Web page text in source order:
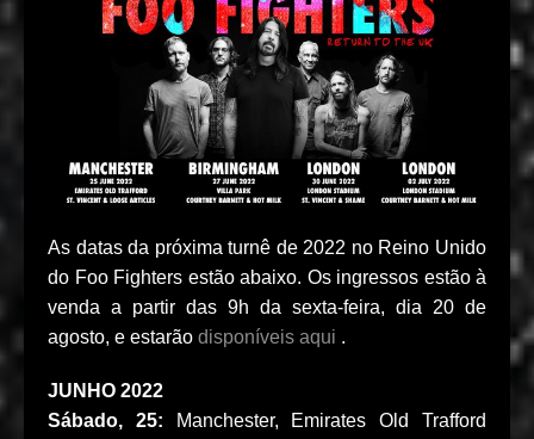
As datas da próxima turnê de 2022 no Reino Unido
do Foo Fighters estão abaixo. Os ingressos estão à
venda a partir das 9h da sexta-feira, dia 20 de
agosto, e estarão disponíveis aqui .
JUNHO 2022
Sábado, 25: Manchester, Emirates Old Trafford